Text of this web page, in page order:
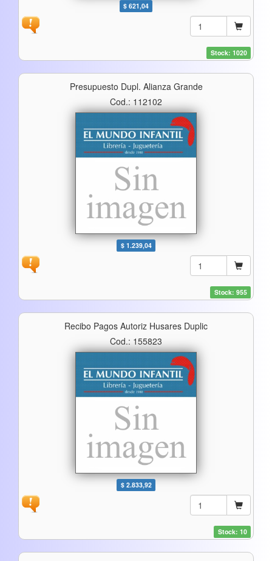
$ 621,04
Stock: 1020
Presupuesto Dupl. Alianza Grande
Cod.: 112102
$ 1.239,04
Stock: 955
Recibo Pagos Autoriz Husares Duplic
Cod.: 155823
$ 2.833,92
Stock: 10